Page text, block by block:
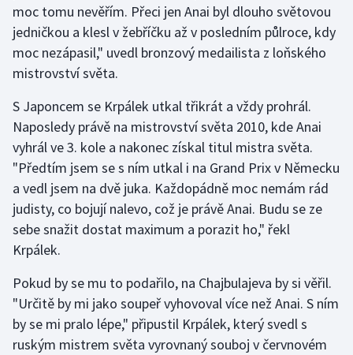
Krasobruslení
Lezení
Lyže a snowboard
Moderní pětiboj
Motorsport
Olympijské hry
Plavání
Plážový volejbal
moc tomu nevěřím. Přeci jen Anai byl dlouho světovou
jedničkou a klesl v žebříčku až v posledním půlroce, kdy
moc nezápasil," uvedl bronzový medailista z loňského
mistrovství světa.
S Japoncem se Krpálek utkal třikrát a vždy prohrál.
Naposledy právě na mistrovství světa 2010, kde Anai
vyhrál ve 3. kole a nakonec získal titul mistra světa.
"Předtím jsem se s ním utkal i na Grand Prix v Německu
a vedl jsem na dvě juka. Každopádně moc nemám rád
judisty, co bojují nalevo, což je právě Anai. Budu se ze
sebe snažit dostat maximum a porazit ho," řekl
Krpálek.
Pokud by se mu to podařilo, na Chajbulajeva by si věřil.
"Určitě by mi jako soupeř vyhovoval více než Anai. S ním
by se mi pralo lépe," připustil Krpálek, který svedl s
ruským mistrem světa vyrovnaný souboj v červnovém